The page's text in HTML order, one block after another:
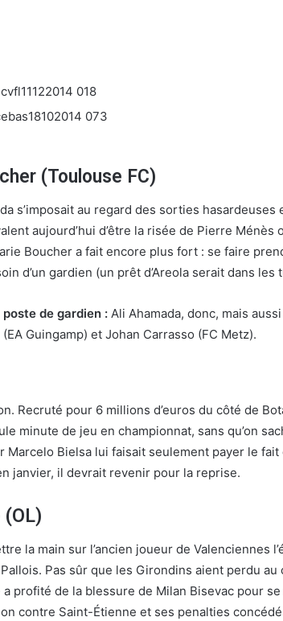
(Toulouse FC)
s’imposait au regard des sorties
aujourd’hui d’être la risée de Pierre Ménès
Boucher a fait encore plus fort : se faire
d’un gardien (un prêt d’Areola serait dans les
de gardien : Ali Ahamada, donc, mais
Guingamp) et Johan Carrasso (FC Metz).
Recruté pour 6 millions d’euros du côté de
minute de jeu en championnat, sans qu’on
Marcelo Bielsa lui faisait seulement payer le fait
janvier, il devrait revenir pour la reprise.
(OL)
la main sur l’ancien joueur de Valenciennes
Pas sûr que les Girondins aient perdu
a profité de la blessure de Milan Bisevac pour
contre Saint-Étienne et ses penalties